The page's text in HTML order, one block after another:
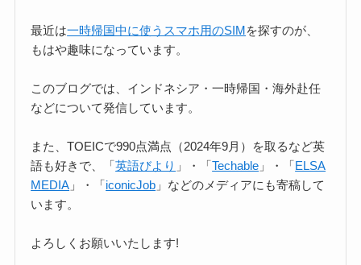
最近は一時帰国中に使うスマホ用のSIMを探すのが、
もはや趣味になっています。
このブログでは、インドネシア・一時帰国・海外赴任
などについて発信しています。
また、TOEICで990点満点（2024年9月）を取るなど英
語も好きで、「英語びより 」・「Techable 」・「ELSA
MEDIA 」・「iconicJob 」などのメディアにも寄稿して
います。
よろしくお願いいたします!